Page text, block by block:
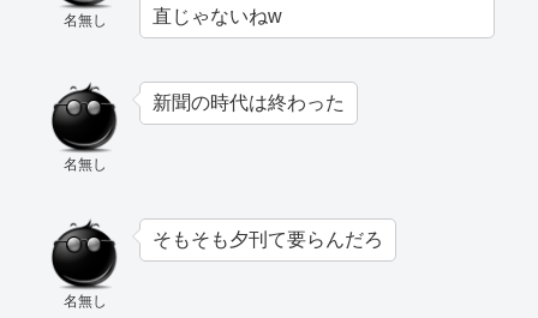
名無し
直じゃないねw
名無し
新聞の時代は終わった
名無し
そもそも夕刊て要らんだろ